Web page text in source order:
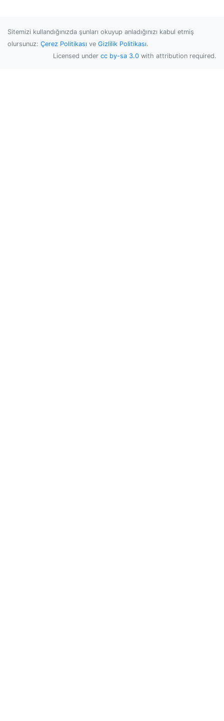
Sitemizi kullandığınızda şunları okuyup anladığınızı kabul etmiş
olursunuz: Çerez Politikası ve Gizlilik Politikası.
Licensed under cc by-sa 3.0 with attribution required.